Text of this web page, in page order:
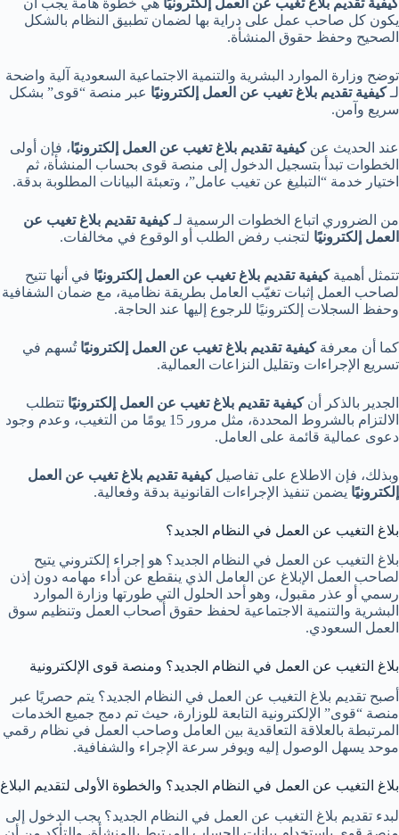
يكون كل صاحب عمل على دراية بها لضمان تطبيق النظام بالشكل
الصحيح وحفظ حقوق المنشأة.
توضح وزارة الموارد البشرية والتنمية الاجتماعية السعودية آلية واضحة
لـكيفية تقديم بلاغ تغيب عن العمل إلكترونيًا عبر منصة “قوى” بشكل
سريع وآمن.
عند الحديث عنكيفية تقديم بلاغ تغيب عن العمل إلكترونيًا، فإن أولى
الخطوات تبدأ بتسجيل الدخول إلى منصة قوى بحساب المنشأة، ثم
اختيار خدمة “التبليغ عن تغيب عامل”، وتعبئة البيانات المطلوبة بدقة.
من الضروري اتباع الخطوات الرسمية لـكيفية تقديم بلاغ تغيب عن
العمل إلكترونيًا لتجنب رفض الطلب أو الوقوع في مخالفات.
تتمثل أهميةكيفية تقديم بلاغ تغيب عن العمل إلكترونيًا في أنها تتيح
لصاحب العمل إثبات تغيّب العامل بطريقة نظامية، مع ضمان الشفافية
وحفظ السجلات إلكترونيًا للرجوع إليها عند الحاجة.
كما أن معرفةكيفية تقديم بلاغ تغيب عن العمل إلكترونيًا تُسهم في
تسريع الإجراءات وتقليل النزاعات العمالية.
الجدير بالذكر أنكيفية تقديم بلاغ تغيب عن العمل إلكترونيًا تتطلب
الالتزام بالشروط المحددة، مثل مرور 15 يومًا من التغيب، وعدم وجود
دعوى عمالية قائمة على العامل.
وبذلك، فإن الاطلاع على تفاصيلكيفية تقديم بلاغ تغيب عن العمل
إلكترونيًا يضمن تنفيذ الإجراءات القانونية بدقة وفعالية.
بلاغ التغيب عن العمل في النظام الجديد؟
بلاغ التغيب عن العمل في النظام الجديد؟ هو إجراء إلكتروني يتيح
لصاحب العمل الإبلاغ عن العامل الذي ينقطع عن أداء مهامه دون إذن
رسمي أو عذر مقبول، وهو أحد الحلول التي طورتها وزارة الموارد
البشرية والتنمية الاجتماعية لحفظ حقوق أصحاب العمل وتنظيم سوق
العمل السعودي.
بلاغ التغيب عن العمل في النظام الجديد؟ ومنصة قوى الإلكترونية
أصبح تقديم بلاغ التغيب عن العمل في النظام الجديد؟ يتم حصريًا عبر
منصة “قوى” الإلكترونية التابعة للوزارة، حيث تم دمج جميع الخدمات
المرتبطة بالعلاقة التعاقدية بين العامل وصاحب العمل في نظام رقمي
موحد يسهل الوصول إليه ويوفر سرعة الإجراء والشفافية.
بلاغ التغيب عن العمل في النظام الجديد؟ والخطوة الأولى لتقديم البلاغ
لبدء تقديم بلاغ التغيب عن العمل في النظام الجديد؟ يجب الدخول إلى